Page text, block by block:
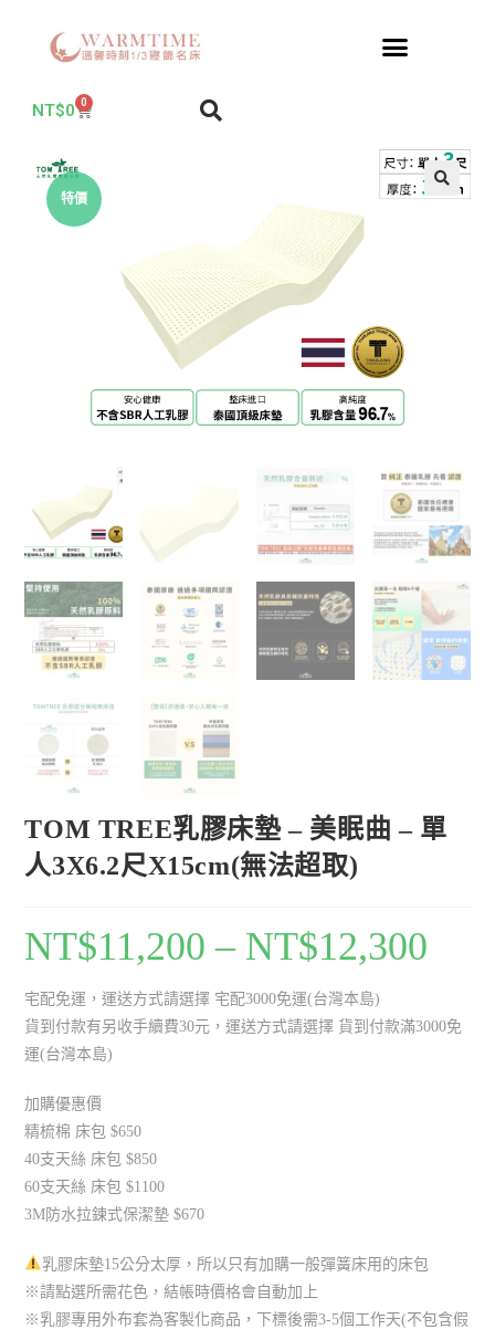
NT$0 0
特價
TOM TREE乳膠床墊 – 美眠曲 – 單
人3X6.2尺X15cm(無法超取)
NT$11,200 – NT$12,300
宅配免運，運送方式請選擇 宅配3000免運(台灣本島)
貨到付款有另收手續費30元，運送方式請選擇 貨到付款滿3000免
運(台灣本島)
加購優惠價
精梳棉 床包 $650
40支天絲 床包 $850
60支天絲 床包 $1100
3M防水拉鍊式保潔墊 $670
乳膠床墊15公分太厚，所以只有加購一般彈簧床用的床包
※請點選所需花色，結帳時價格會自動加上
※乳膠專用外布套為客製化商品，下標後需3-5個工作天(不包含假